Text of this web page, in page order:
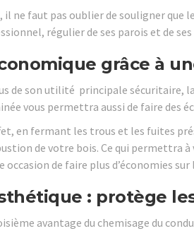
il ne faut pas oublier de souligner que
régulier de ses parois et de
grâce à
de son utilité principale sécuritaire,
vous permettra aussi de faire des
en fermant les trous et les fuites
de votre bois. Ce qui permettra
occasion de faire plus d’économies
: protège
avantage du chemisage du